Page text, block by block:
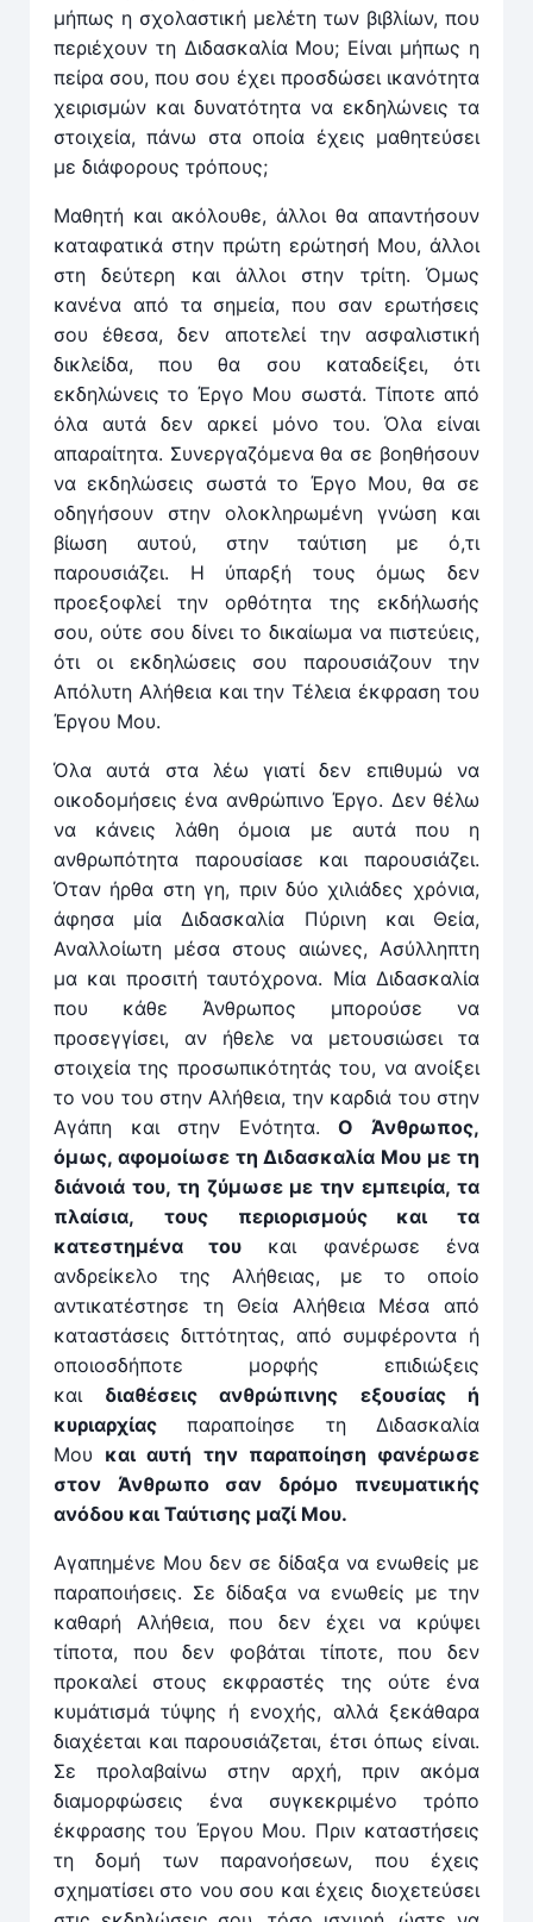
μήπως η σχολαστική μελέτη των βιβλίων, που
περιέχουν τη Διδασκαλία Μου; Είναι μήπως η
πείρα σου, που σου έχει προσδώσει ικανότητα
χειρισμών και δυνατότητα να εκδηλώνεις τα
στοιχεία, πάνω στα οποία έχεις μαθητεύσει
με διάφορους τρόπους;
Μαθητή και ακόλουθε, άλλοι θα απαντήσουν
καταφατικά στην πρώτη ερώτησή Μου, άλλοι
στη δεύτερη και άλλοι στην τρίτη. Όμως
κανένα από τα σημεία, που σαν ερωτήσεις
σου έθεσα, δεν αποτελεί την ασφαλιστική
δικλείδα, που θα σου καταδείξει, ότι
εκδηλώνεις το Έργο Μου σωστά. Τίποτε από
όλα αυτά δεν αρκεί μόνο του. Όλα είναι
απαραίτητα. Συνεργαζόμενα θα σε βοηθήσουν
να εκδηλώσεις σωστά το Έργο Μου, θα σε
οδηγήσουν στην ολοκληρωμένη γνώση και
βίωση αυτού, στην ταύτιση με ό,τι
παρουσιάζει. Η ύπαρξή τους όμως δεν
προεξοφλεί την ορθότητα της εκδήλωσής
σου, ούτε σου δίνει το δικαίωμα να πιστεύεις,
ότι οι εκδηλώσεις σου παρουσιάζουν την
Απόλυτη Αλήθεια και την Τέλεια έκφραση του
Έργου Μου.
Όλα αυτά στα λέω γιατί δεν επιθυμώ να
οικοδομήσεις ένα ανθρώπινο Έργο. Δεν θέλω
να κάνεις λάθη όμοια με αυτά που η
ανθρωπότητα παρουσίασε και παρουσιάζει.
Όταν ήρθα στη γη, πριν δύο χιλιάδες χρόνια,
άφησα μία Διδασκαλία Πύρινη και Θεία,
Αναλλοίωτη μέσα στους αιώνες, Ασύλληπτη
μα και προσιτή ταυτόχρονα. Μία Διδασκαλία
που κάθε Άνθρωπος μπορούσε να
προσεγγίσει, αν ήθελε να μετουσιώσει τα
στοιχεία της προσωπικότητάς του, να ανοίξει
το νου του στην Αλήθεια, την καρδιά του στην
Αγάπη και στην Ενότητα.Ο Άνθρωπος,
όμως, αφομοίωσε τη Διδασκαλία Μου με τη
διάνοιά του, τη ζύμωσε με την εμπειρία, τα
πλαίσια,
τους περιορισμούς και τα
κατεστημένα του και φανέρωσε ένα
ανδρείκελο της Αλήθειας, με το οποίο
αντικατέστησε τη Θεία Αλήθεια Μέσα από
καταστάσεις διττότητας, από συμφέροντα ή
οποιοσδήποτε μορφής επιδιώξεις
και διαθέσεις ανθρώπινης εξουσίας ή
κυριαρχίας παραποίησε τη Διδασκαλία
Μου και αυτή την παραποίηση φανέρωσε
στον Άνθρωπο σαν δρόμο πνευματικής
ανόδου και Ταύτισης μαζί Μου.
Αγαπημένε Μου δεν σε δίδαξα να ενωθείς με
παραποιήσεις. Σε δίδαξα να ενωθείς με την
καθαρή Αλήθεια, που δεν έχει να κρύψει
τίποτα, που δεν φοβάται τίποτε, που δεν
προκαλεί στους εκφραστές της ούτε ένα
κυμάτισμά τύψης ή ενοχής, αλλά ξεκάθαρα
διαχέεται και παρουσιάζεται, έτσι όπως είναι.
Σε προλαβαίνω στην αρχή, πριν ακόμα
διαμορφώσεις ένα συγκεκριμένο τρόπο
έκφρασης του Έργου Μου. Πριν καταστήσεις
τη δομή των παρανοήσεων, που έχεις
σχηματίσει στο νου σου και έχεις διοχετεύσει